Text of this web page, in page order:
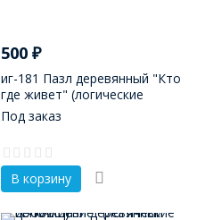
500₽
иг-181 Пазл деревянный "Кто
где живет" (логические
цепочки)
Под заказ
В корзину